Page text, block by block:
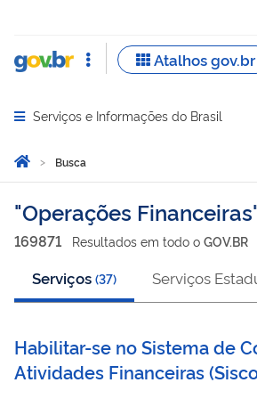
Abrir menu principal de navegação
Serviços e Informações do Brasil
Você está aqui:
Página Inicial
Busca
Busca
Operações Financeiras
169871 Resultados em todo o GOV.BR
Serviços (37) Serviços
Habilitar-se no Sistema de
Atividades Financeiras